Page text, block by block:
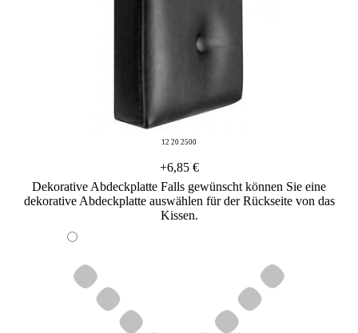
12 20 2500
+6,85 €
Dekorative Abdeckplatte Falls gewünscht können Sie eine
dekorative Abdeckplatte auswählen für der Rückseite von das
Kissen.